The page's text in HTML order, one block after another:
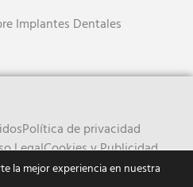
Implantes Dentales
Política de privacidad
LegalCookies y Publicidad
la mejor experiencia en nuestra